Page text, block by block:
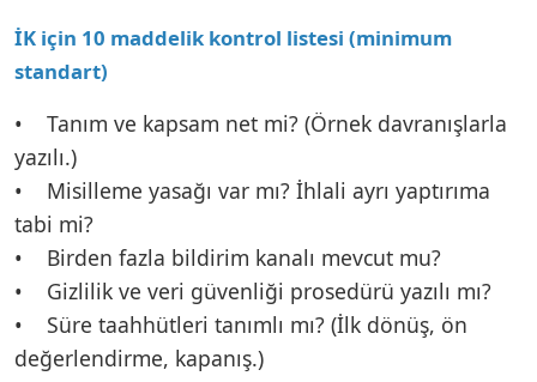
İK için 10 maddelik kontrol listesi (minimum
standart)
• Tanım ve kapsam net mi? (Örnek davranışlarla
yazılı.)
• Misilleme yasağı var mı? İhlali ayrı yaptırıma
tabi mi?
• Birden fazla bildirim kanalı mevcut mu?
• Gizlilik ve veri güvenliği prosedürü yazılı mı?
• Süre taahhütleri tanımlı mı? (İlk dönüş, ön
değerlendirme, kapanış.)